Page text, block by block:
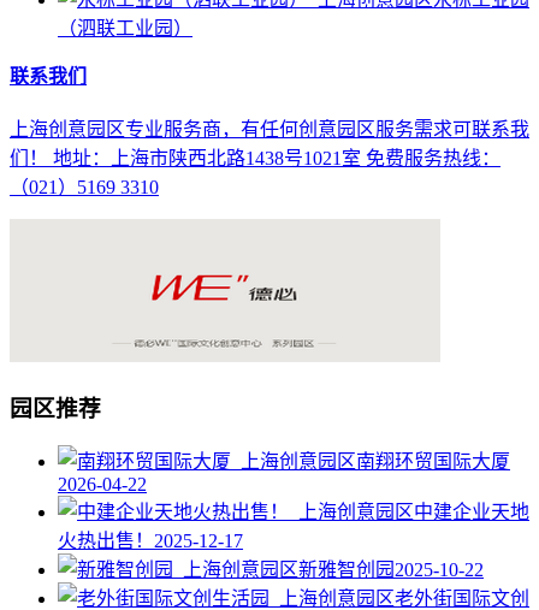
（泗联工业园）
联系我们
上海创意园区专业服务商，有任何创意园区服务需求可联系我
们！ 地址：上海市陕西北路1438号1021室 免费服务热线：
（021）5169 3310
园区推荐
南翔环贸国际大厦
2026-04-22
中建企业天地
火热出售！ 2025-12-17
新雅智创园 2025-10-22
老外街国际文创